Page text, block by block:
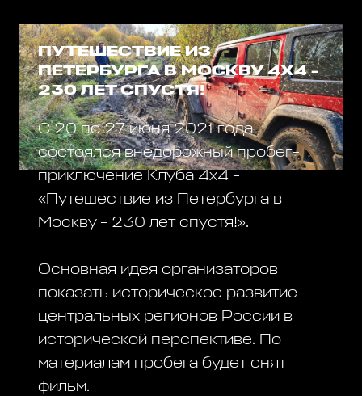
ПУТЕШЕСТВИЕ ИЗ
ПЕТЕРБУРГА В МОСКВУ 4Х4 -
230 ЛЕТ СПУСТЯ!
С 20 по 27 июня 2021 года
состоялся внедорожный пробег-
приключение Клуба 4х4 -
«Путешествие из Петербурга в
Москву - 230 лет спустя!».
Основная идея организаторов
показать историческое развитие
центральных регионов России в
исторической перспективе. По
материалам пробега будет снят
фильм.